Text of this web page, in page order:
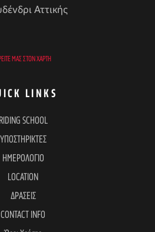
Αττικής
ΜΑΣ ΣΤΟΝ ΧΆΡΤΗ
LINKS
RIDING SCHOOL
ΥΠΟΣΤΗΡΙΚΤΕΣ
ΗΜΕΡΟΛΟΓΙΟ
LOCATION
ΔΡΑΣΕΙΣ
CONTACT INFO